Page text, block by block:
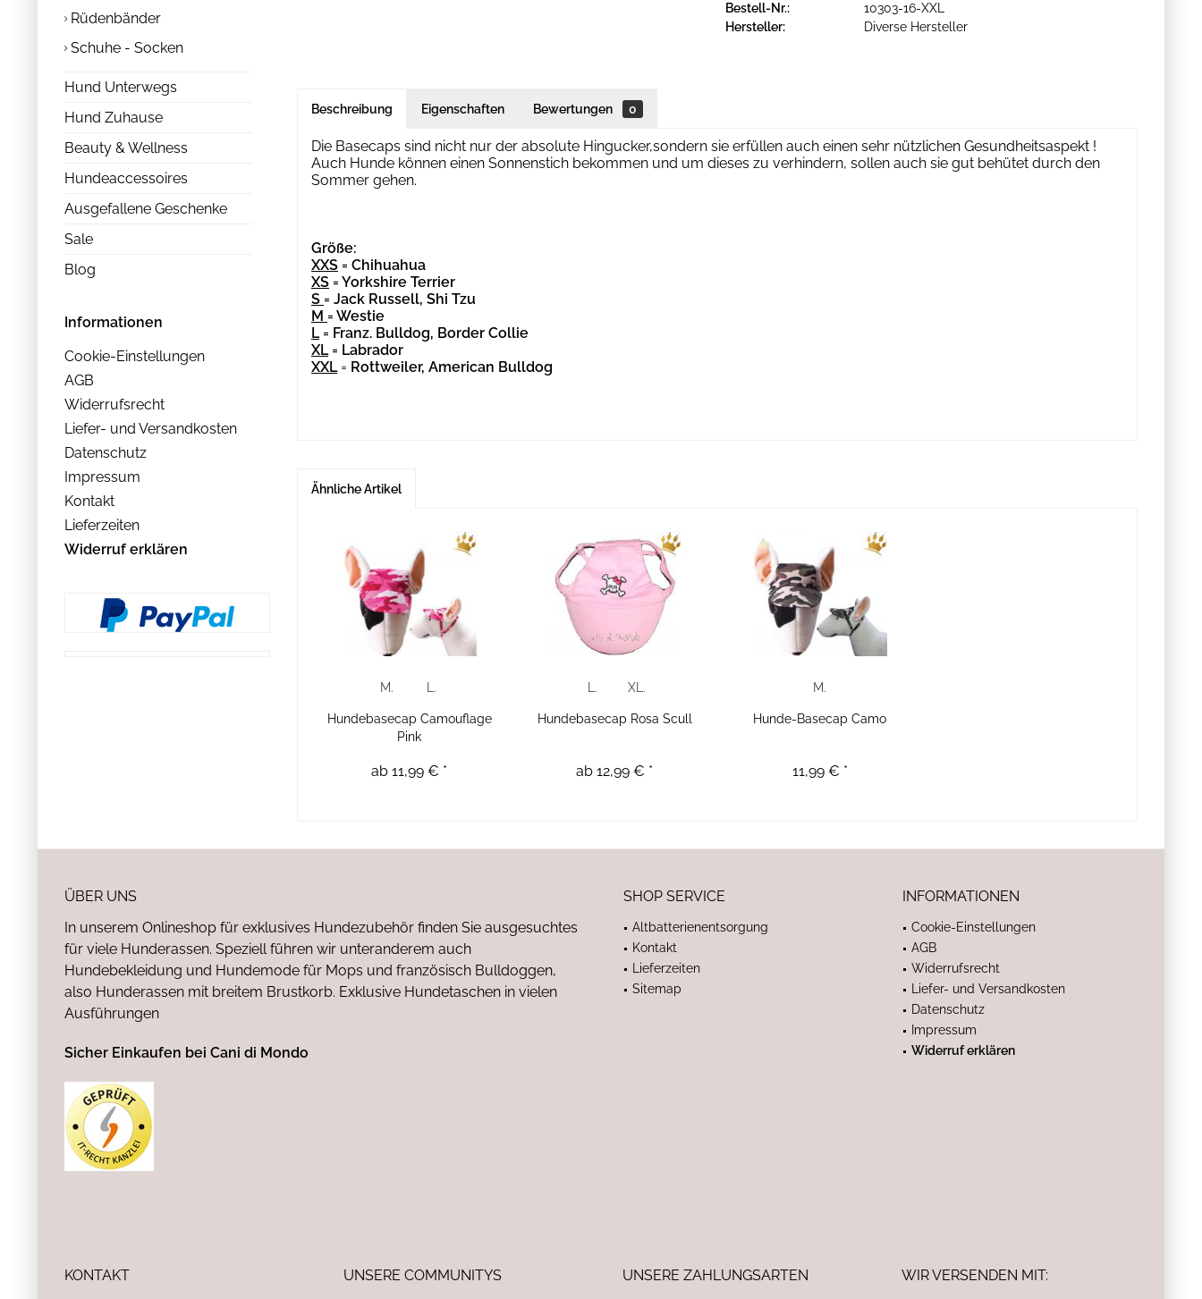
Rüdenbänder
Schuhe - Socken
Hund Unterwegs
Hund Zuhause
Beauty & Wellness
Hundeaccessoires
Ausgefallene Geschenke
Sale
Blog
Informationen
Cookie-Einstellungen
AGB
Widerrufsrecht
Liefer- und Versandkosten
Datenschutz
Impressum
Kontakt
Lieferzeiten
Widerruf erklären
Bestell-Nr.:
10303-16-XXL
Hersteller:
Diverse Hersteller
Beschreibung Eigenschaften Bewertungen 0
Die Basecaps sind nicht nur der absolute Hingucker,sondern sie erfüllen auch einen sehr nützlichen Gesundheitsaspekt !
Auch Hunde können einen Sonnenstich bekommen und um dieses zu verhindern, sollen auch sie gut behütet durch den
Sommer gehen.
Größe:
XXS = Chihuahua
XS = Yorkshire Terrier
S = Jack Russell, Shi Tzu
M = Westie
L= Franz. Bulldog, Border Collie
XL= Labrador
XXL= Rottweiler, American Bulldog
Ähnliche Artikel
M. L.
Hundebasecap Camouflage
Pink
ab 11,99 € *
L. XL.
Hundebasecap Rosa Scull
ab 12,99 € *
M.
Hunde-Basecap Camo
11,99 € *
ÜBER UNS
In unserem Onlineshop für exklusives Hundezubehör finden Sie ausgesuchtes
für viele Hunderassen. Speziell führen wir unteranderem auch
Hundebekleidung und Hundemode für Mops und französisch Bulldoggen,
also Hunderassen mit breitem Brustkorb. Exklusive Hundetaschen in vielen
Ausführungen
Sicher Einkaufen bei Cani di Mondo
SHOP SERVICE
Altbatterienentsorgung
Kontakt
Lieferzeiten
Sitemap
INFORMATIONEN
Cookie-Einstellungen
AGB
Widerrufsrecht
Liefer- und Versandkosten
Datenschutz
Impressum
Widerruf erklären
KONTAKT
UNSERE COMMUNITYS UNSERE ZAHLUNGSARTEN WIR VERSENDEN MIT: